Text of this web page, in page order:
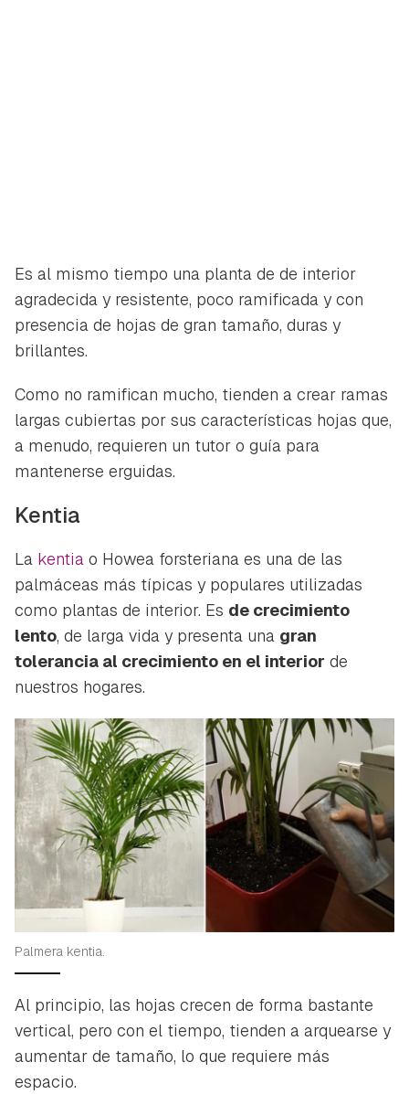
Es al mismo tiempo una planta de de interior
agradecida y resistente, poco ramificada y con
presencia de hojas de gran tamaño, duras y
brillantes.
Como no ramifican mucho, tienden a crear ramas
largas cubiertas por sus características hojas que,
a menudo, requieren un tutor o guía para
mantenerse erguidas.
Kentia
La kentia o Howea forsteriana es una de las
palmáceas más típicas y populares utilizadas
como plantas de interior. Es de crecimiento
lento, de larga vida y presenta una gran
tolerancia al crecimiento en el interior de
nuestros hogares.
Palmera kentia.
Al principio, las hojas crecen de forma bastante
vertical, pero con el tiempo, tienden a arquearse y
aumentar de tamaño, lo que requiere más
espacio.